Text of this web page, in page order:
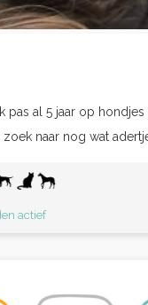
pas al 5 jaar op
naar nog wat
actief